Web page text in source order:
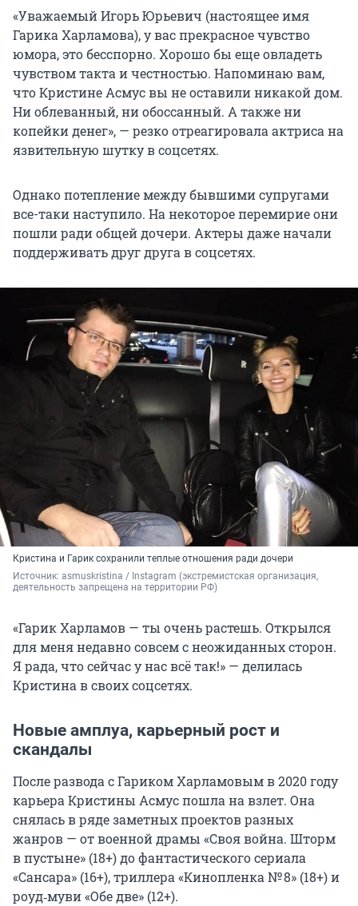
«Уважаемый Игорь Юрьевич (настоящее имя
Гарика Харламова), у вас прекрасное чувство
юмора, это бесспорно. Хорошо бы еще овладеть
чувством такта и честностью. Напоминаю вам,
что Кристине Асмус вы не оставили никакой дом.
Ни облеванный, ни обоссанный. А также ни
копейки денег», — резко отреагировала актриса на
язвительную шутку в соцсетях.
Однако потепление между бывшими супругами
все-таки наступило. На некоторое перемирие они
пошли ради общей дочери. Актеры даже начали
поддерживать друг друга в соцсетях.
Кристина и Гарик сохранили теплые отношения ради дочери
Источник: asmuskristina / Instagram (экстремистская организация,
деятельность запрещена на территории РФ)
«Гарик Харламов — ты очень растешь. Открылся
для меня недавно совсем с неожиданных сторон.
Я рада, что сейчас у нас всё так!» — делилась
Кристина в своих соцсетях.
Новые амплуа, карьерный рост и
скандалы
После развода с Гариком Харламовым в 2020 году
карьера Кристины Асмус пошла на взлет. Она
снялась в ряде заметных проектов разных
жанров — от военной драмы «Своя война. Шторм
в пустыне» (18+) до фантастического сериала
«Сансара» (16+), триллера «Кинопленка № 8» (18+) и
роуд‑муви «Обе две» (12+).